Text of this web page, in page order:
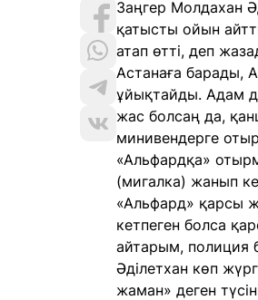
Заңгер Молдахан
қатысты ойын
атап өтті, деп
Астанаға барады,
ұйықтайды. Адам
жас болсаң да,
минивендерге
«Альфардқа»
(мигалка) жанып
«Альфард» қарсы
кетпеген болса
айтарым, полиция
Әділетхан көп
жаман» деген